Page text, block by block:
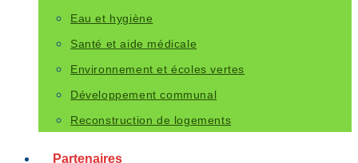
Eau et hygiène
Santé et aide médicale
Environnement et écoles vertes
Développement communal
Reconstruction de logements
Partenaires